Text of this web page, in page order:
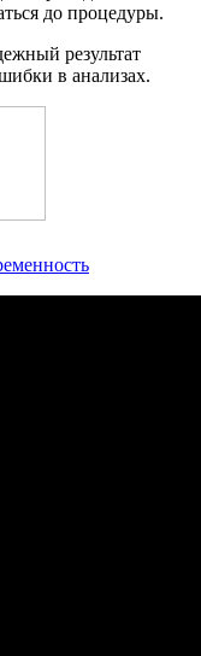
до процедуры.
результат
в анализах.